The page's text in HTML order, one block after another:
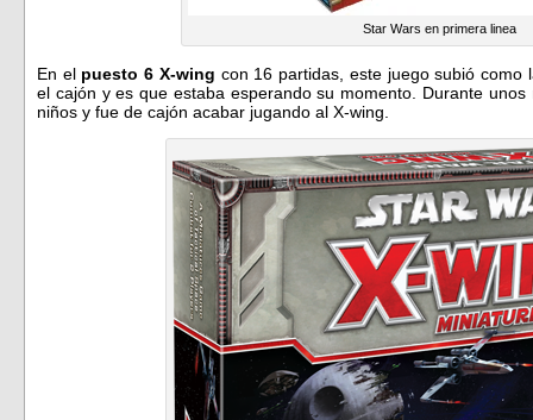
Star Wars en primera linea
En el puesto 6 X-wing con 16 partidas, este juego subió
el cajón y es que estaba esperando su momento. Durante
niños y fue de cajón acabar jugando al X-wing.